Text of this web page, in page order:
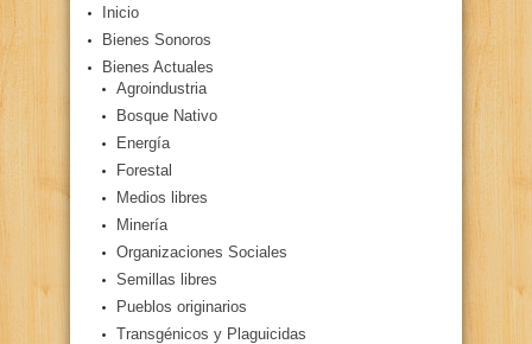
Inicio
Bienes Sonoros
Bienes Actuales
Agroindustria
Bosque Nativo
Energía
Forestal
Medios libres
Minería
Organizaciones Sociales
Semillas libres
Pueblos originarios
Transgénicos y Plaguicidas